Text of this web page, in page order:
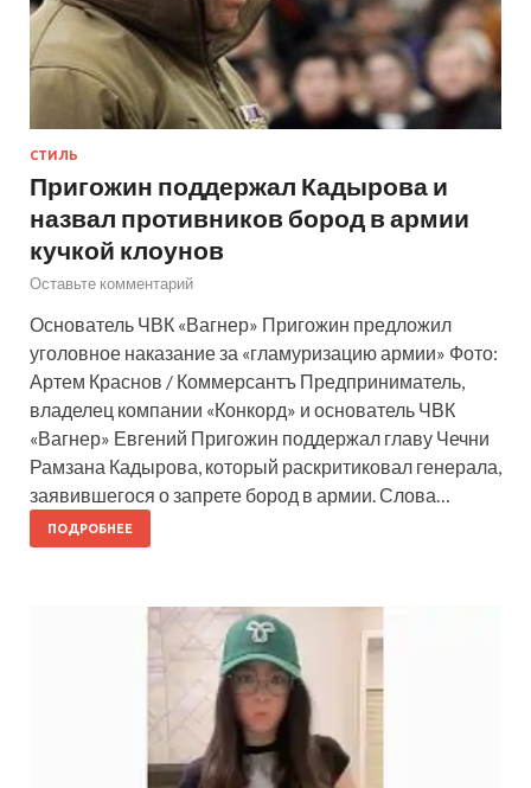
СТИЛЬ
Пригожин поддержал Кадырова и
назвал противников бород в армии
кучкой клоунов
Оставьте комментарий
Основатель ЧВК «Вагнер» Пригожин предложил
уголовное наказание за «гламуризацию армии» Фото:
Артем Краснов / Коммерсантъ Предприниматель,
владелец компании «Конкорд» и основатель ЧВК
«Вагнер» Евгений Пригожин поддержал главу Чечни
Рамзана Кадырова, который раскритиковал генерала,
заявившегося о запрете бород в армии. Слова…
ПОДРОБНЕЕ